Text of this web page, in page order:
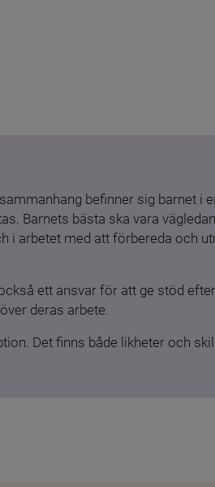
befinner sig barnet i
Barnets bästa ska vara
i arbetet med att förbereda och
ett ansvar för att ge stöd
deras arbete.
Det finns både likheter och